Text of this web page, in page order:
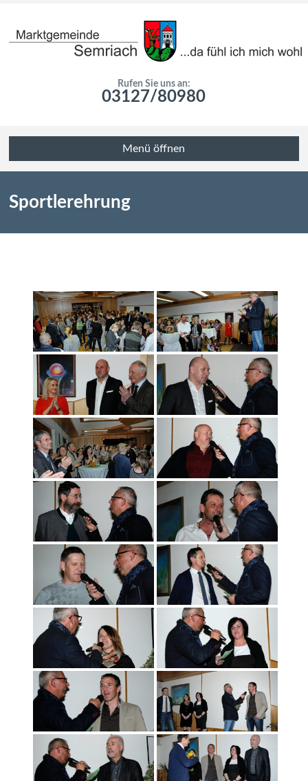
Rufen Sie uns an:
03127/80980
Menü öffnen
Sportlerehrung